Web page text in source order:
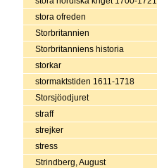
stora ofreden
Storbritannien
Storbritanniens historia
storkar
stormaktstiden 1611-1718
Storsjöodjuret
straff
strejker
stress
Strindberg, August